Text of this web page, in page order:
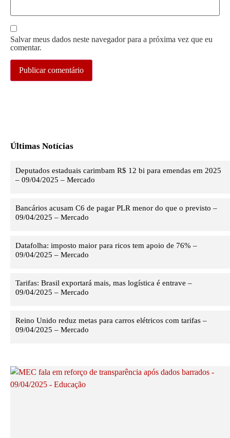
Salvar meus dados neste navegador para a próxima vez que eu
comentar.
Últimas Notícias
Deputados estaduais carimbam R$ 12 bi para emendas em 2025
– 09/04/2025 – Mercado
Bancários acusam C6 de pagar PLR menor do que o previsto –
09/04/2025 – Mercado
Datafolha: imposto maior para ricos tem apoio de 76% –
09/04/2025 – Mercado
Tarifas: Brasil exportará mais, mas logística é entrave –
09/04/2025 – Mercado
Reino Unido reduz metas para carros elétricos com tarifas –
09/04/2025 – Mercado